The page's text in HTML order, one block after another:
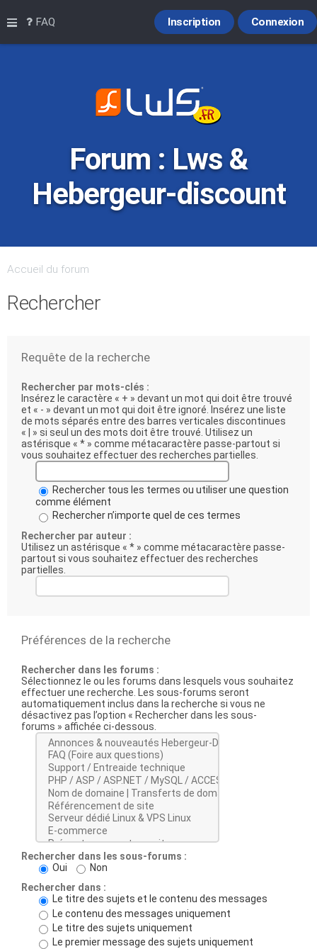
Raccourcis
FAQ Connexion
Inscription
Forum : Lws &
Hebergeur-discount
Accueil du forum
Rechercher
Requête de la recherche
Rechercher par mots-clés :
Insérez le caractère « + » devant un mot qui doit être trouvé
et « - » devant un mot qui doit être ignoré. Insérez une liste
de mots séparés entre des barres verticales discontinues
« | » si seul un des mots doit être trouvé. Utilisez un
astérisque « * » comme métacaractère passe-partout si
vous souhaitez effectuer des recherches partielles.
Rechercher tous les termes ou utiliser une question
comme élément
Rechercher n’importe quel de ces termes
Rechercher par auteur :
Utilisez un astérisque « * » comme métacaractère passe-
partout si vous souhaitez effectuer des recherches
partielles.
Préférences de la recherche
Rechercher dans les forums :
Sélectionnez le ou les forums dans lesquels vous souhaitez
effectuer une recherche. Les sous-forums seront
automatiquement inclus dans la recherche si vous ne
désactivez pas l’option « Rechercher dans les sous-
forums » affichée ci-dessous.
Rechercher dans les sous-forums :
Oui
Non
Rechercher dans :
Le titre des sujets et le contenu des messages
Le contenu des messages uniquement
Le titre des sujets uniquement
Le premier message des sujets uniquement